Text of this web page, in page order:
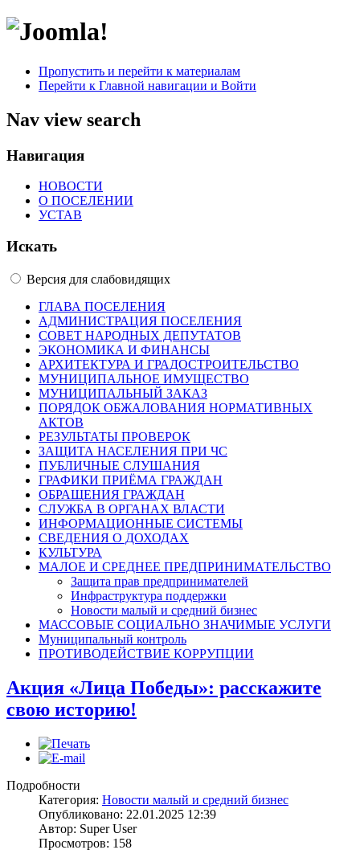
Пропустить и перейти к материалам
Перейти к Главной навигации и Войти
Nav view search
Навигация
НОВОСТИ
О ПОСЕЛЕНИИ
УСТАВ
Искать
Версия для слабовидящих
ГЛАВА ПОСЕЛЕНИЯ
АДМИНИСТРАЦИЯ ПОСЕЛЕНИЯ
СОВЕТ НАРОДНЫХ ДЕПУТАТОВ
ЭКОНОМИКА И ФИНАНСЫ
АРХИТЕКТУРА И ГРАДОСТРОИТЕЛЬСТВО
МУНИЦИПАЛЬНОЕ ИМУЩЕСТВО
МУНИЦИПАЛЬНЫЙ ЗАКАЗ
ПОРЯДОК ОБЖАЛОВАНИЯ НОРМАТИВНЫХ
АКТОВ
РЕЗУЛЬТАТЫ ПРОВЕРОК
ЗАЩИТА НАСЕЛЕНИЯ ПРИ ЧС
ПУБЛИЧНЫЕ СЛУШАНИЯ
ГРАФИКИ ПРИЁМА ГРАЖДАН
ОБРАЩЕНИЯ ГРАЖДАН
СЛУЖБА В ОРГАНАХ ВЛАСТИ
ИНФОРМАЦИОННЫЕ СИСТЕМЫ
СВЕДЕНИЯ О ДОХОДАХ
КУЛЬТУРА
МАЛОЕ И СРЕДНЕЕ ПРЕДПРИНИМАТЕЛЬСТВО
Защита прав предпринимателей
Инфраструктура поддержки
Новости малый и средний бизнес
МАССОВЫЕ СОЦИАЛЬНО ЗНАЧИМЫЕ УСЛУГИ
Муниципальный контроль
ПРОТИВОДЕЙСТВИЕ КОРРУПЦИИ
Акция «Лица Победы»: расскажите
свою историю!
Подробности
Категория: Новости малый и средний бизнес
Опубликовано: 22.01.2025 12:39
Автор: Super User
Просмотров: 158